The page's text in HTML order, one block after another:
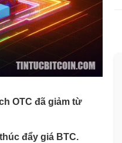
OTC đã giảm từ
đẩy giá BTC.